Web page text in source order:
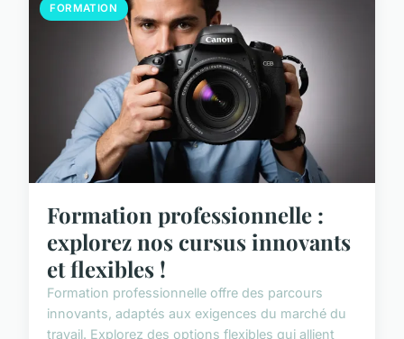
FORMATION
Formation professionnelle :
explorez nos cursus innovants
et flexibles !
Formation professionnelle offre des parcours
innovants, adaptés aux exigences du marché du
travail. Explorez des options flexibles qui allient